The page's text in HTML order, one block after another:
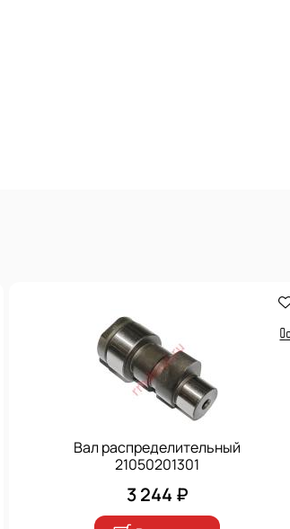
Вал распределительный
21050201301
3 244 ₽